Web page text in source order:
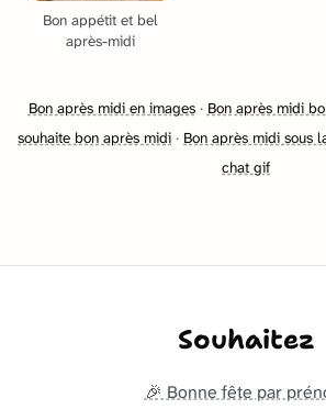
Bon appétit et bel
après-midi
Bon après midi en images·Bon après midi
souhaite bon après midi · Bon après midi sous
chat gif
Souhaitez
🎉 Bonne fête par